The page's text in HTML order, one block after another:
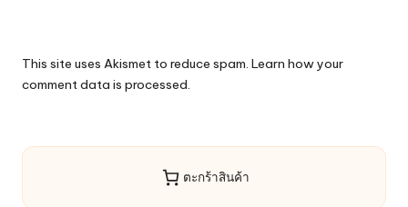
This site uses Akismet to reduce spam. Learn how your
comment data is processed.
ตะกร้าสินค้า